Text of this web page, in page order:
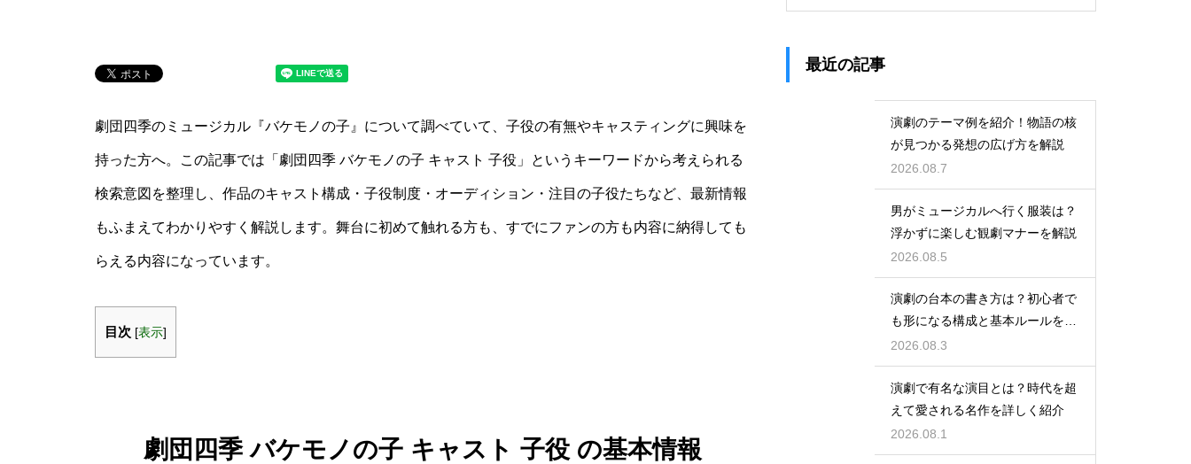
劇団四季のミュージカル『バケモノの子』について調べていて、子役の有無やキャスティングに興味を
持った方へ。この記事では「劇団四季 バケモノの子 キャスト 子役」というキーワードから考えられる
検索意図を整理し、作品のキャスト構成・子役制度・オーディション・注目の子役たちなど、最新情報
もふまえてわかりやすく解説します。舞台に初めて触れる方も、すでにファンの方も内容に納得しても
らえる内容になっています。
目次 [表示]
劇団四季 バケモノの子 キャスト 子役 の基本情報
最近の記事
演劇のテーマ例を紹介！物語の核
が見つかる発想の広げ方を解説
2026.08.7
男がミュージカルへ行く服装は？
浮かずに楽しむ観劇マナーを解説
2026.08.5
演劇の台本の書き方は？初心者で
も形になる構成と基本ルールを解
説
2026.08.3
演劇で有名な演目とは？時代を超
えて愛される名作を詳しく紹介
2026.08.1